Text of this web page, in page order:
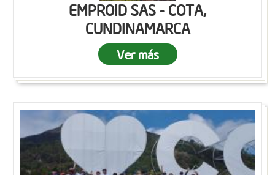
EMPROID SAS - COTA,
CUNDINAMARCA
Ver más